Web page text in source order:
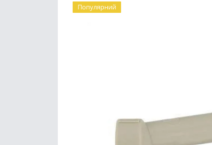
Популярний